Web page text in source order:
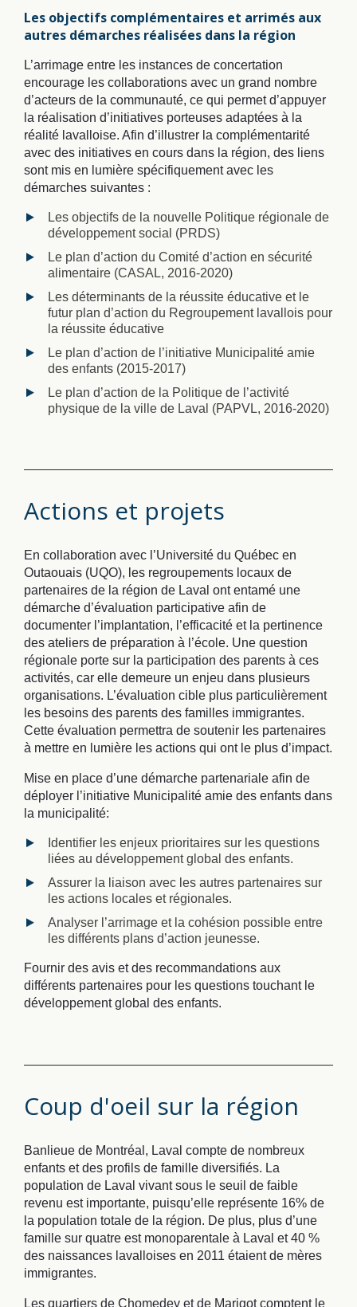
Les objectifs complémentaires et arrimés aux
autres démarches réalisées dans la région
L’arrimage entre les instances de concertation
encourage les collaborations avec un grand nombre
d’acteurs de la communauté, ce qui permet d’appuyer
la réalisation d’initiatives porteuses adaptées à la
réalité lavalloise. Afin d’illustrer la complémentarité
avec des initiatives en cours dans la région, des liens
sont mis en lumière spécifiquement avec les
démarches suivantes :
Les objectifs de la nouvelle Politique régionale de
développement social (PRDS)
Le plan d’action du Comité d’action en sécurité
alimentaire (CASAL, 2016-2020)
Les déterminants de la réussite éducative et le
futur plan d’action du Regroupement lavallois pour
la réussite éducative
Le plan d’action de l’initiative Municipalité amie
des enfants (2015-2017)
Le plan d’action de la Politique de l’activité
physique de la ville de Laval (PAPVL, 2016-2020)
Actions et projets
En collaboration avec l’Université du Québec en
Outaouais (UQO), les regroupements locaux de
partenaires de la région de Laval ont entamé une
démarche d’évaluation participative afin de
documenter l’implantation, l’efficacité et la pertinence
des ateliers de préparation à l’école. Une question
régionale porte sur la participation des parents à ces
activités, car elle demeure un enjeu dans plusieurs
organisations. L’évaluation cible plus particulièrement
les besoins des parents des familles immigrantes.
Cette évaluation permettra de soutenir les partenaires
à mettre en lumière les actions qui ont le plus d’impact.
Mise en place d’une démarche partenariale afin de
déployer l’initiative Municipalité amie des enfants dans
la municipalité:
Identifier les enjeux prioritaires sur les questions
liées au développement global des enfants.
Assurer la liaison avec les autres partenaires sur
les actions locales et régionales.
Analyser l’arrimage et la cohésion possible entre
les différents plans d’action jeunesse.
Fournir des avis et des recommandations aux
différents partenaires pour les questions touchant le
développement global des enfants.
Coup d'oeil sur la région
Banlieue de Montréal, Laval compte de nombreux
enfants et des profils de famille diversifiés. La
population de Laval vivant sous le seuil de faible
revenu est importante, puisqu’elle représente 16% de
la population totale de la région. De plus, plus d’une
famille sur quatre est monoparentale à Laval et 40 %
des naissances lavalloises en 2011 étaient de mères
immigrantes.
Les quartiers de Chomedey et de Marigot comptent le